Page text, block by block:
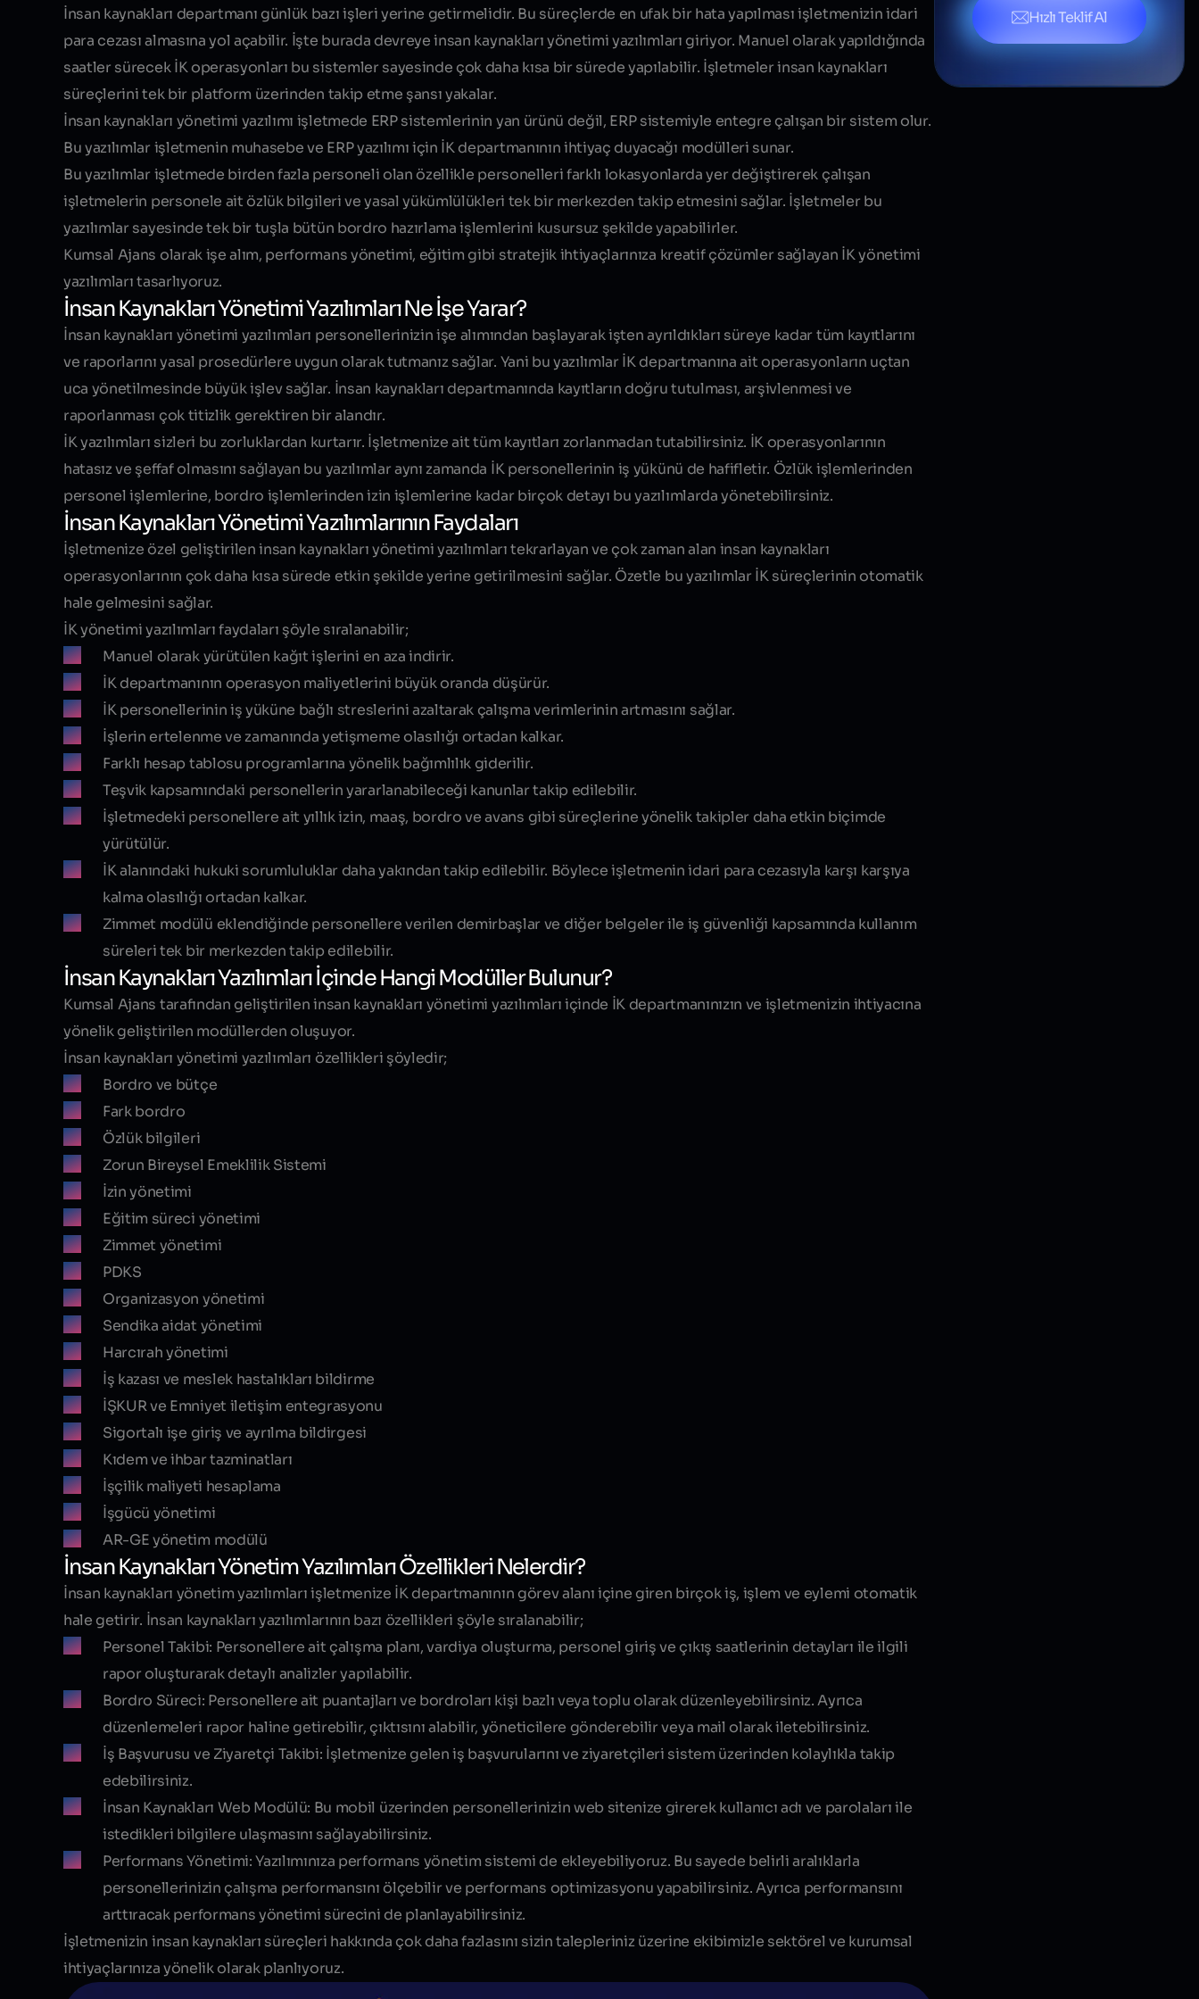
İnsan kaynakları departmanı günlük bazı işleri yerine getirmelidir. Bu süreçlerde en ufak bir hata yapılması işletmenizin idari
para cezası almasına yol açabilir. İşte burada devreye insan kaynakları yönetimi yazılımları giriyor. Manuel olarak yapıldığında
saatler sürecek İK operasyonları bu sistemler sayesinde çok daha kısa bir sürede yapılabilir. İşletmeler insan kaynakları
süreçlerini tek bir platform üzerinden takip etme şansı yakalar.
İnsan kaynakları yönetimi yazılımı işletmede ERP sistemlerinin yan ürünü değil, ERP sistemiyle entegre çalışan bir sistem olur.
Bu yazılımlar işletmenin muhasebe ve ERP yazılımı için İK departmanının ihtiyaç duyacağı modülleri sunar.
Bu yazılımlar işletmede birden fazla personeli olan özellikle personelleri farklı lokasyonlarda yer değiştirerek çalışan
işletmelerin personele ait özlük bilgileri ve yasal yükümlülükleri tek bir merkezden takip etmesini sağlar. İşletmeler bu
yazılımlar sayesinde tek bir tuşla bütün bordro hazırlama işlemlerini kusursuz şekilde yapabilirler.
Kumsal Ajans olarak işe alım, performans yönetimi, eğitim gibi stratejik ihtiyaçlarınıza kreatif çözümler sağlayan İK yönetimi
yazılımları tasarlıyoruz.
İnsan Kaynakları Yönetimi Yazılımları Ne İşe Yarar?
İnsan kaynakları yönetimi yazılımları personellerinizin işe alımından başlayarak işten ayrıldıkları süreye kadar tüm kayıtlarını
ve raporlarını yasal prosedürlere uygun olarak tutmanız sağlar. Yani bu yazılımlar İK departmanına ait operasyonların uçtan
uca yönetilmesinde büyük işlev sağlar. İnsan kaynakları departmanında kayıtların doğru tutulması, arşivlenmesi ve
raporlanması çok titizlik gerektiren bir alandır.
İK yazılımları sizleri bu zorluklardan kurtarır. İşletmenize ait tüm kayıtları zorlanmadan tutabilirsiniz. İK operasyonlarının
hatasız ve şeffaf olmasını sağlayan bu yazılımlar aynı zamanda İK personellerinin iş yükünü de hafifletir. Özlük işlemlerinden
personel işlemlerine, bordro işlemlerinden izin işlemlerine kadar birçok detayı bu yazılımlarda yönetebilirsiniz.
İnsan Kaynakları Yönetimi Yazılımlarının Faydaları
İşletmenize özel geliştirilen insan kaynakları yönetimi yazılımları tekrarlayan ve çok zaman alan insan kaynakları
operasyonlarının çok daha kısa sürede etkin şekilde yerine getirilmesini sağlar. Özetle bu yazılımlar İK süreçlerinin otomatik
hale gelmesini sağlar.
İK yönetimi yazılımları faydaları şöyle sıralanabilir;
Manuel olarak yürütülen kağıt işlerini en aza indirir.
İK departmanının operasyon maliyetlerini büyük oranda düşürür.
İK personellerinin iş yüküne bağlı streslerini azaltarak çalışma verimlerinin artmasını sağlar.
İşlerin ertelenme ve zamanında yetişmeme olasılığı ortadan kalkar.
Farklı hesap tablosu programlarına yönelik bağımlılık giderilir.
Teşvik kapsamındaki personellerin yararlanabileceği kanunlar takip edilebilir.
İşletmedeki personellere ait yıllık izin, maaş, bordro ve avans gibi süreçlerine yönelik takipler daha etkin biçimde
yürütülür.
İK alanındaki hukuki sorumluluklar daha yakından takip edilebilir. Böylece işletmenin idari para cezasıyla karşı karşıya
kalma olasılığı ortadan kalkar.
Zimmet modülü eklendiğinde personellere verilen demirbaşlar ve diğer belgeler ile iş güvenliği kapsamında kullanım
süreleri tek bir merkezden takip edilebilir.
İnsan Kaynakları Yazılımları İçinde Hangi Modüller Bulunur?
Kumsal Ajans tarafından geliştirilen insan kaynakları yönetimi yazılımları içinde İK departmanınızın ve işletmenizin ihtiyacına
yönelik geliştirilen modüllerden oluşuyor.
İnsan kaynakları yönetimi yazılımları özellikleri şöyledir;
Bordro ve bütçe
Fark bordro
Özlük bilgileri
Zorun Bireysel Emeklilik Sistemi
İzin yönetimi
Eğitim süreci yönetimi
Zimmet yönetimi
PDKS
Organizasyon yönetimi
Sendika aidat yönetimi
Harcırah yönetimi
İş kazası ve meslek hastalıkları bildirme
İŞKUR ve Emniyet iletişim entegrasyonu
Sigortalı işe giriş ve ayrılma bildirgesi
Kıdem ve ihbar tazminatları
İşçilik maliyeti hesaplama
İşgücü yönetimi
AR-GE yönetim modülü
İnsan Kaynakları Yönetim Yazılımları Özellikleri Nelerdir?
İnsan kaynakları yönetim yazılımları işletmenize İK departmanının görev alanı içine giren birçok iş, işlem ve eylemi otomatik
hale getirir. İnsan kaynakları yazılımlarının bazı özellikleri şöyle sıralanabilir;
Personel Takibi: Personellere ait çalışma planı, vardiya oluşturma, personel giriş ve çıkış saatlerinin detayları ile ilgili
rapor oluşturarak detaylı analizler yapılabilir.
Bordro Süreci: Personellere ait puantajları ve bordroları kişi bazlı veya toplu olarak düzenleyebilirsiniz. Ayrıca
düzenlemeleri rapor haline getirebilir, çıktısını alabilir, yöneticilere gönderebilir veya mail olarak iletebilirsiniz.
İş Başvurusu ve Ziyaretçi Takibi: İşletmenize gelen iş başvurularını ve ziyaretçileri sistem üzerinden kolaylıkla takip
edebilirsiniz.
İnsan Kaynakları Web Modülü: Bu mobil üzerinden personellerinizin web sitenize girerek kullanıcı adı ve parolaları ile
istedikleri bilgilere ulaşmasını sağlayabilirsiniz.
Performans Yönetimi:Yazılımınıza performans yönetim sistemi de ekleyebiliyoruz. Bu sayede belirli aralıklarla
personellerinizin çalışma performansını ölçebilir ve performans optimizasyonu yapabilirsiniz. Ayrıca performansını
arttıracak performans yönetimi sürecini de planlayabilirsiniz.
İşletmenizin insan kaynakları süreçleri hakkında çok daha fazlasını sizin talepleriniz üzerine ekibimizle sektörel ve kurumsal
ihtiyaçlarınıza yönelik olarak planlıyoruz.
Hızlı Teklif Al